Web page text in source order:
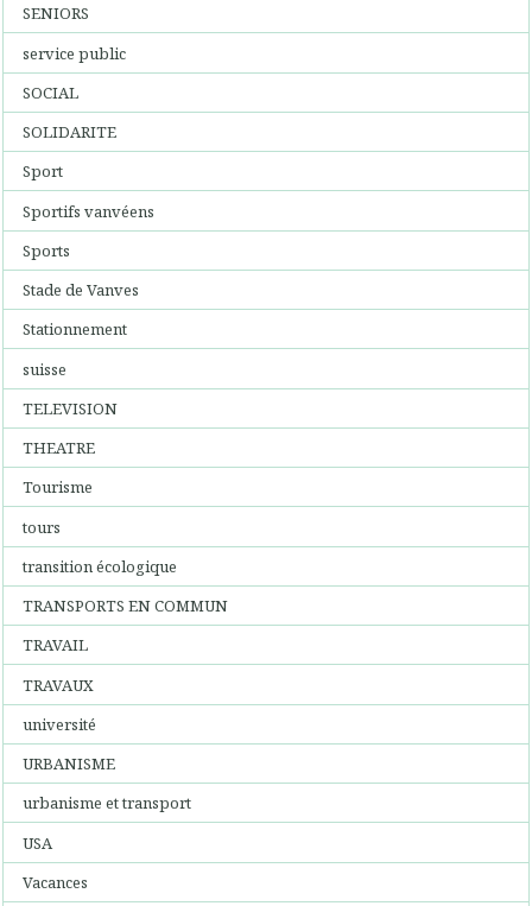
SENIORS
service public
SOCIAL
SOLIDARITE
Sport
Sportifs vanvéens
Sports
Stade de Vanves
Stationnement
suisse
TELEVISION
THEATRE
Tourisme
tours
transition écologique
TRANSPORTS EN COMMUN
TRAVAIL
TRAVAUX
université
URBANISME
urbanisme et transport
USA
Vacances